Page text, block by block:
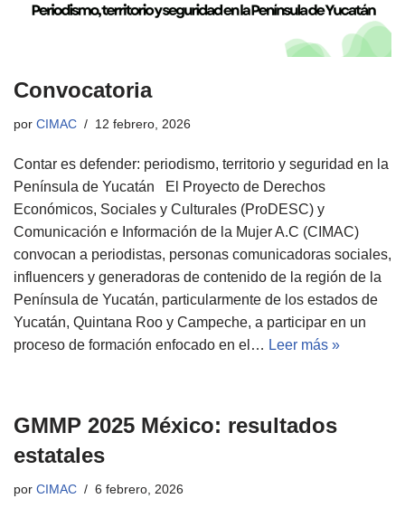
Convocatoria
por CIMAC 12 febrero, 2026
Contar es defender: periodismo, territorio y seguridad en la
Península de Yucatán El Proyecto de Derechos
Económicos, Sociales y Culturales (ProDESC) y
Comunicación e Información de la Mujer A.C (CIMAC)
convocan a periodistas, personas comunicadoras sociales,
influencers y generadoras de contenido de la región de la
Península de Yucatán, particularmente de los estados de
Yucatán, Quintana Roo y Campeche, a participar en un
proceso de formación enfocado en el… Leer más »
GMMP 2025 México: resultados
estatales
por CIMAC 6 febrero, 2026